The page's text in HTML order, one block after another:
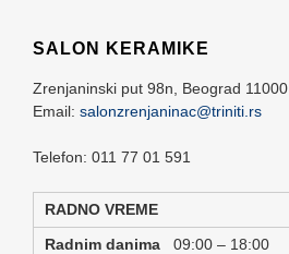
SALON KERAMIKE
Zrenjaninski put 98n, Beograd 11000
Email: salonzrenjaninac@triniti.rs
Telefon: 011 77 01 591
RADNO VREME
Radnim danima 09:00 – 18:00